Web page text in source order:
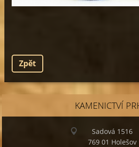
Zpět
KAMENICTVÍ
Sadová 1516
769 01 Holešov